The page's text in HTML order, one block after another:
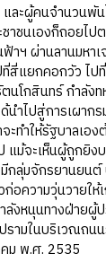
ละผู้คนจำนวนพั
าชนเองก็ถอยไป
าฯ ผ่านลานมหา
ที่สี่แยกคอกวัว ไป
นโกสินทร์ กำลัง
นำไปสู่การเผาก
ะทำให้รัฐบาลเอ
แม้จะเห็นผู้ถูกยิง
กลุ่มจักรยานยนต์
อความวุ่นวายให้
งหนุนทางฝ่ายผู้
รามในบริเวณถน
ม พ.ศ. 2535